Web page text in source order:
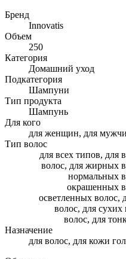
Бренд
Innovatis
Объем
250
Категория
Домашний уход
Подкатегория
Шампуни
Тип продукта
Шампунь
Для кого
для женщин, для
Тип волос
для всех типов, для
волос, для жирных
нормальных
окрашенных
осветленных волос,
волос, для
волос, для
Назначение
для волос, для кожи